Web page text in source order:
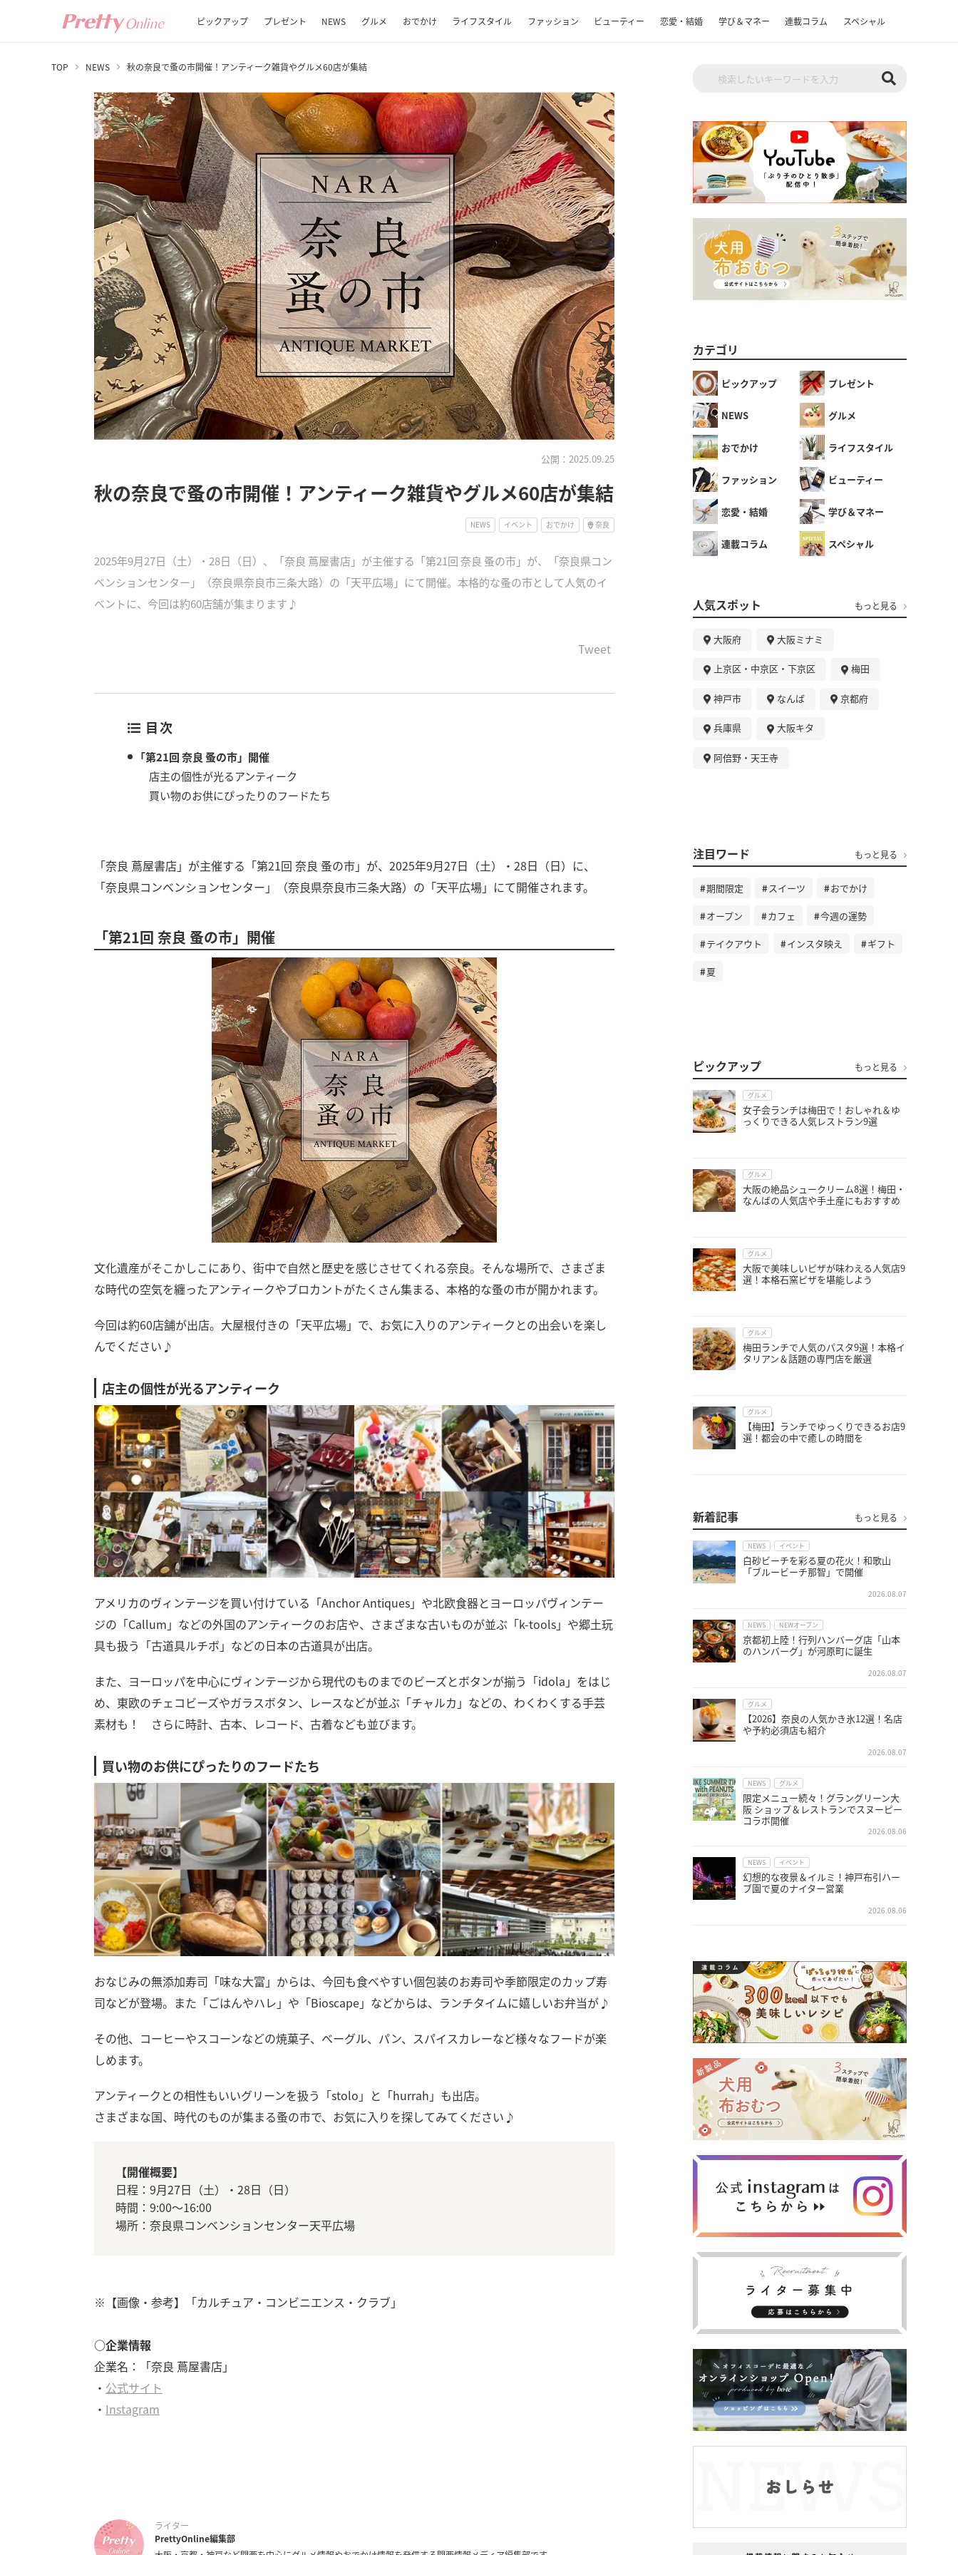
ピックアップ プレゼント NEWS グルメ おでかけ ライフスタイル ファッション ビューティー 恋愛・結婚 学び＆マネー 連載コラム スペシャル
TOP NEWS 秋の奈良で蚤の市開催！アンティーク雑貨やグルメ60店が集結
公開：2025.09.25
秋の奈良で蚤の市開催！アンティーク雑貨やグルメ60店が集結
NEWS イベント おでかけ 奈良
2025年9月27日（土）・28日（日）、「奈良 蔦屋書店」が主催する「第21回 奈良 蚤の市」が、「奈良県コン
ベンションセンター」（奈良県奈良市三条大路）の「天平広場」にて開催。本格的な蚤の市として人気のイ
ベントに、今回は約60店舗が集まります♪
Tweet
目次
「第21回 奈良 蚤の市」開催
店主の個性が光るアンティーク
買い物のお供にぴったりのフードたち
「奈良 蔦屋書店」が主催する「第21回 奈良 蚤の市」が、2025年9月27日（土）・28日（日）に、
「奈良県コンベンションセンター」（奈良県奈良市三条大路）の「天平広場」にて開催されます。
「第21回 奈良 蚤の市」開催
文化遺産がそこかしこにあり、街中で自然と歴史を感じさせてくれる奈良。そんな場所で、さまざま
な時代の空気を纏ったアンティークやブロカントがたくさん集まる、本格的な蚤の市が開かれます。
今回は約60店舗が出店。大屋根付きの「天平広場」で、お気に入りのアンティークとの出会いを楽し
んでください♪
店主の個性が光るアンティーク
アメリカのヴィンテージを買い付けている「Anchor Antiques」や北欧食器とヨーロッパヴィンテー
ジの「Callum」などの外国のアンティークのお店や、さまざまな古いものが並ぶ「k-tools」や郷土玩
具も扱う「古道具ルチボ」などの日本の古道具が出店。
また、ヨーロッパを中心にヴィンテージから現代のものまでのビーズとボタンが揃う「idola」をはじ
め、東欧のチェコビーズやガラスボタン、レースなどが並ぶ「チャルカ」などの、わくわくする手芸
素材も！ さらに時計、古本、レコード、古着なども並びます。
買い物のお供にぴったりのフードたち
おなじみの無添加寿司「味な大富」からは、今回も食べやすい個包装のお寿司や季節限定のカップ寿
司などが登場。また「ごはんやハレ」や「Bioscape」などからは、ランチタイムに嬉しいお弁当が♪
その他、コーヒーやスコーンなどの焼菓子、ベーグル、パン、スパイスカレーなど様々なフードが楽
しめます。
アンティークとの相性もいいグリーンを扱う「stolo」と「hurrah」も出店。
さまざまな国、時代のものが集まる蚤の市で、お気に入りを探してみてください♪
【開催概要】
日程：9月27日（土）・28日（日）
時間：9:00～16:00
場所：奈良県コンベンションセンター天平広場
※【画像・参考】「カルチュア・コンビニエンス・クラブ」
○企業情報
企業名：「奈良 蔦屋書店」
・ 公式サイト
・ Instagram
ライター
PrettyOnline編集部
カテゴリ
ピックアップ プレゼント
NEWS グルメ
おでかけ ライフスタイル
ファッション ビューティー
恋愛・結婚 学び＆マネー
連載コラム スペシャル
人気スポット もっと見る
大阪府 大阪ミナミ
上京区・中京区・下京区 梅田
神戸市 なんば 京都府
兵庫県 大阪キタ
阿倍野・天王寺
注目ワード もっと見る
期間限定 スイーツ おでかけ
オープン カフェ 今週の運勢
テイクアウト インスタ映え ギフト
夏
ピックアップ もっと見る
グルメ
女子会ランチは梅田で！おしゃれ＆ゆ
っくりできる人気レストラン9選
グルメ
大阪の絶品シュークリーム8選！梅田・
なんばの人気店や手土産にもおすすめ
グルメ
大阪で美味しいピザが味わえる人気店9
選！本格石窯ピザを堪能しよう
グルメ
梅田ランチで人気のパスタ9選！本格イ
タリアン＆話題の専門店を厳選
グルメ
【梅田】ランチでゆっくりできるお店9
選！都会の中で癒しの時間を
新着記事 もっと見る
NEWS イベント
白砂ビーチを彩る夏の花火！和歌山
「ブルービーチ那智」で開催
2026.08.07
NEWS NEWオープン
京都初上陸！行列ハンバーグ店「山本
のハンバーグ」が河原町に誕生
2026.08.07
グルメ
【2026】奈良の人気かき氷12選！名店
や予約必須店も紹介
2026.08.07
NEWS グルメ
限定メニュー続々！グラングリーン大
阪 ショップ＆レストランでスヌーピー
コラボ開催
2026.08.06
NEWS イベント
幻想的な夜景＆イルミ！神戸布引ハー
ブ園で夏のナイター営業
2026.08.06